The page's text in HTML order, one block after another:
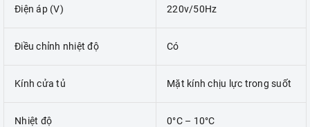
Điện áp (V) 220v/50Hz
Điều chỉnh nhiệt độ Có
Kính cửa tủ Mặt kính chịu lực trong suốt
Nhiệt độ 0°C – 10°C